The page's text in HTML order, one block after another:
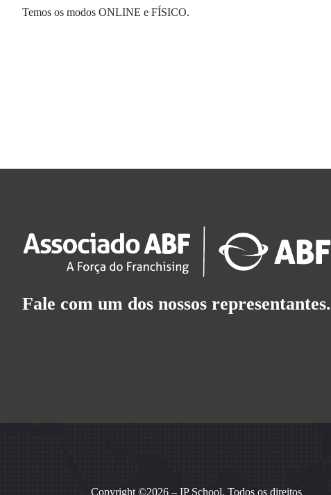
Temos os modos ONLINE e FÍSICO.
Fale com um dos nossos representantes.
Copyright ©2026 – IP School. Todos os direitos